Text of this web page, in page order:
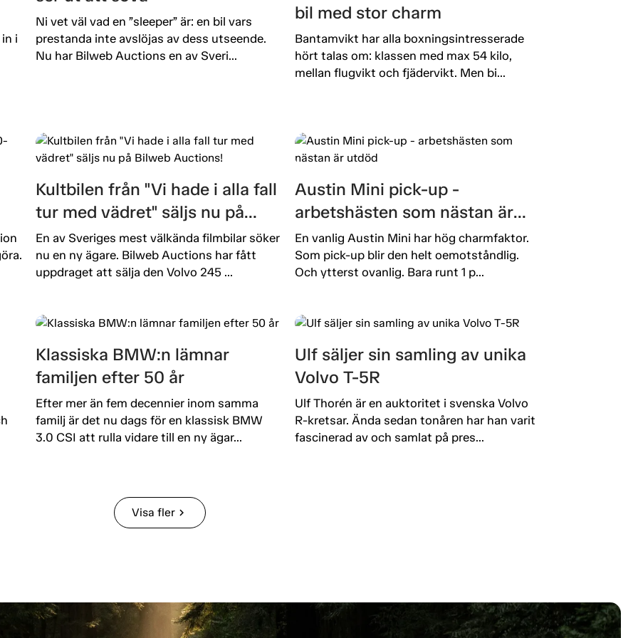
i
Ni vet väl vad en ”sleeper” är: en bil vars
prestanda inte avslöjas av dess utseende.
Nu har Bilweb Auctions en av Sveri...
bil med stor charm
Bantamvikt har alla boxningsintresserade
hört talas om: klassen med max 54 kilo,
mellan flugvikt och fjädervikt. Men bi...
Kultbilen från "Vi hade i alla fall
tur med vädret" säljs nu på
Bilweb Auctions!
En av Sveriges mest välkända filmbilar söker
nu en ny ägare. Bilweb Auctions har fått
uppdraget att sälja den Volvo 245 ...
Austin Mini pick-up -
arbetshästen som nästan är
utdöd
En vanlig Austin Mini har hög charmfaktor.
Som pick-up blir den helt oemotståndlig.
Och ytterst ovanlig. Bara runt 1 p...
Klassiska BMW:n lämnar
familjen efter 50 år
Efter mer än fem decennier inom samma
familj är det nu dags för en klassisk BMW
3.0 CSI att rulla vidare till en ny ägar...
Ulf säljer sin samling av unika
Volvo T-5R
Ulf Thorén är en auktoritet i svenska Volvo
R-kretsar. Ända sedan tonåren har han varit
fascinerad av och samlat på pres...
Visa flerchevron_right